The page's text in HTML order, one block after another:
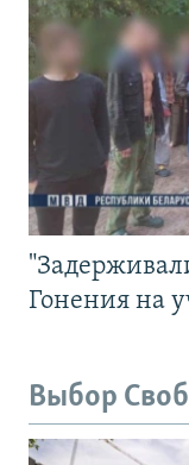
Гонения на
Выбор